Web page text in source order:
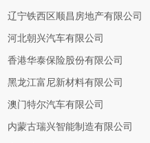
辽宁铁西区顺昌房地产有限公司
河北朝兴汽车有限公司
香港华泰保险股份有限公司
黑龙江富尼新材料有限公司
澳门特尔汽车有限公司
内蒙古瑞兴智能制造有限公司